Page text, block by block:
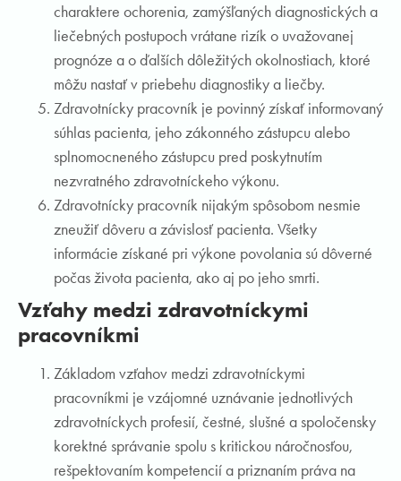
charaktere ochorenia, zamýšľaných diagnostických a
liečebných postupoch vrátane rizík o uvažovanej
prognóze a o ďalších dôležitých okolnostiach, ktoré
môžu nastať v priebehu diagnostiky a liečby.
Zdravotnícky pracovník je povinný získať informovaný
súhlas pacienta, jeho zákonného zástupcu alebo
splnomocneného zástupcu pred poskytnutím
nezvratného zdravotníckeho výkonu.
Zdravotnícky pracovník nijakým spôsobom nesmie
zneužiť dôveru a závislosť pacienta. Všetky
informácie získané pri výkone povolania sú dôverné
počas života pacienta, ako aj po jeho smrti.
Vzťahy medzi zdravotníckymi
pracovníkmi
Základom vzťahov medzi zdravotníckymi
pracovníkmi je vzájomné uznávanie jednotlivých
zdravotníckych profesií, čestné, slušné a spoločensky
korektné správanie spolu s kritickou náročnosťou,
rešpektovaním kompetencií a priznaním práva na